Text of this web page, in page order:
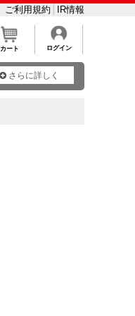
ご利用規約 IR情報
カート ログイン
さらに詳しく